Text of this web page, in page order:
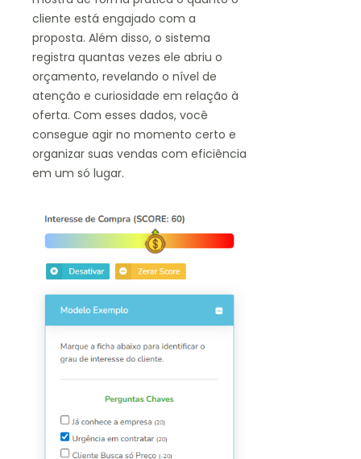
cliente está engajado com a
proposta. Além disso, o sistema
registra quantas vezes ele abriu o
orçamento, revelando o nível de
atenção e curiosidade em relação à
oferta. Com esses dados, você
consegue agir no momento certo e
organizar suas vendas com eficiência
em um só lugar.